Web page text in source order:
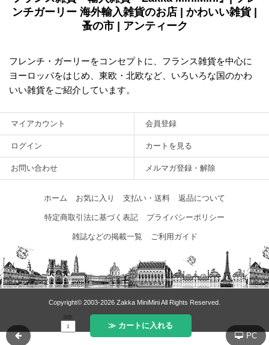
個数
≫ カートに入れる
ンチガーリー 海外輸入雑貨のお店 | かわいい雑貨 |
蚤の市 | アンティーク
フレンチ・ガーリーをコンセプトに、フランス雑貨を中心に
ヨーロッパをはじめ、東欧・北欧など、いろいろな国のかわ
いい雑貨をご紹介しています。
マイアカウント 会員登録
ログイン カートを見る
お問い合わせ メルマガ登録・解除
ホーム お気に入り 支払い・送料 返品について
特定商取引法に基づく表記 プライバシーポリシー
雑誌などの掲載一覧 ご利用ガイド
Copyright© 2003‐2026 Zakka MiniMini All Rights Reserved.
PC